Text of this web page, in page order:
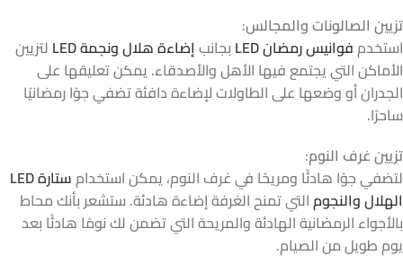
تزيين الصالونات والمجالس:
استخدمفوانيس رمضان LED بجانبإضاءة هلال ونجمة LED
لتزيين
الأماكن التي يجتمع فيها الأهل والأصدقاء. يمكن تعليقها على
الجدران أو وضعها على الطاولات لإضاءة دافئة تضفي جوًا رمضانيًا
ساحرًا.
تزيين غرف النوم:
لتضفي جوًا هادئًا ومريحًا في غرف النوم، يمكن استخدام
ستارة LED
الهلال والنجومالتي تمنح الغرفة إضاءة هادئة. ستشعر بأنك محاط
بالأجواء الرمضانية الهادئة والمريحة التي تضمن لك نومًا هادئًا بعد
يوم طويل من الصيام.